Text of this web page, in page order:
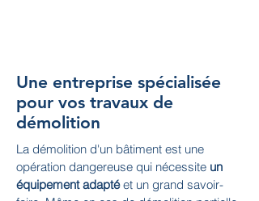
Une entreprise spécialisée
pour vos travaux de
démolition
La démolition d'un bâtiment est une
opération dangereuse qui nécessite un
équipement adaptéet un grand savoir-